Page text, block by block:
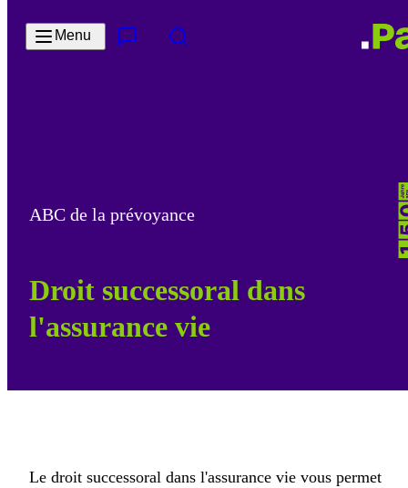
Menu
ABC de la prévoyance
Droit successoral dans
l'assurance vie
Le droit successoral dans l'assurance vie vous permet